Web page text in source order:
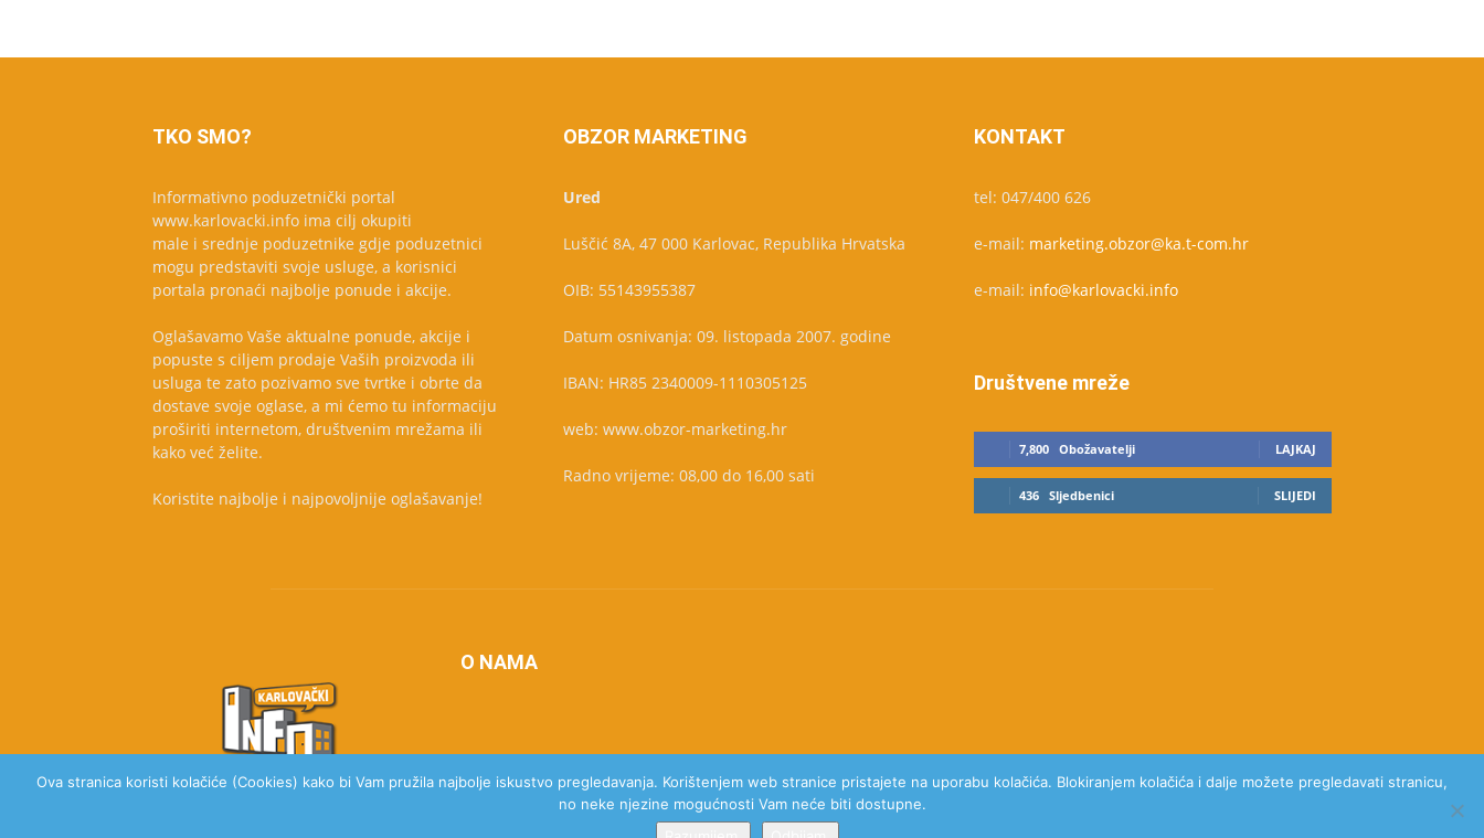
TKO SMO?
Informativno poduzetnički portal
www.karlovacki.info ima cilj okupiti
male i srednje poduzetnike gdje poduzetnici
mogu predstaviti svoje usluge, a korisnici
portala pronaći najbolje ponude i akcije.
Oglašavamo Vaše aktualne ponude, akcije i
popuste s ciljem prodaje Vaših proizvoda ili
usluga te zato pozivamo sve tvrtke i obrte da
dostave svoje oglase, a mi ćemo tu informaciju
proširiti internetom, društvenim mrežama ili
kako već želite.
Koristite najbolje i najpovoljnije oglašavanje!
OBZOR MARKETING
Ured
Luščić 8A, 47 000 Karlovac, Republika Hrvatska
OIB: 55143955387
Datum osnivanja: 09. listopada 2007. godine
IBAN: HR85 2340009-1110305125
web: www.obzor-marketing.hr
Radno vrijeme: 08,00 do 16,00 sati
KONTAKT
tel: 047/400 626
e-mail: marketing.obzor@ka.t-com.hr
e-mail: info@karlovacki.info
Društvene mreže
7,800 Obožavatelji LAJKAJ
436 Sljedbenici SLIJEDI
O NAMA
Ova stranica koristi kolačiće (Cookies) kako bi Vam pružila najbolje iskustvo pregledavanja. Korištenjem web stranice pristajete na uporabu kolačića. Blokiranjem kolačića i dalje možete pregledavati stranicu,
no neke njezine mogućnosti Vam neće biti dostupne.